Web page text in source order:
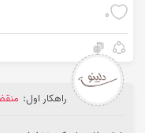
0
راهکار اول: